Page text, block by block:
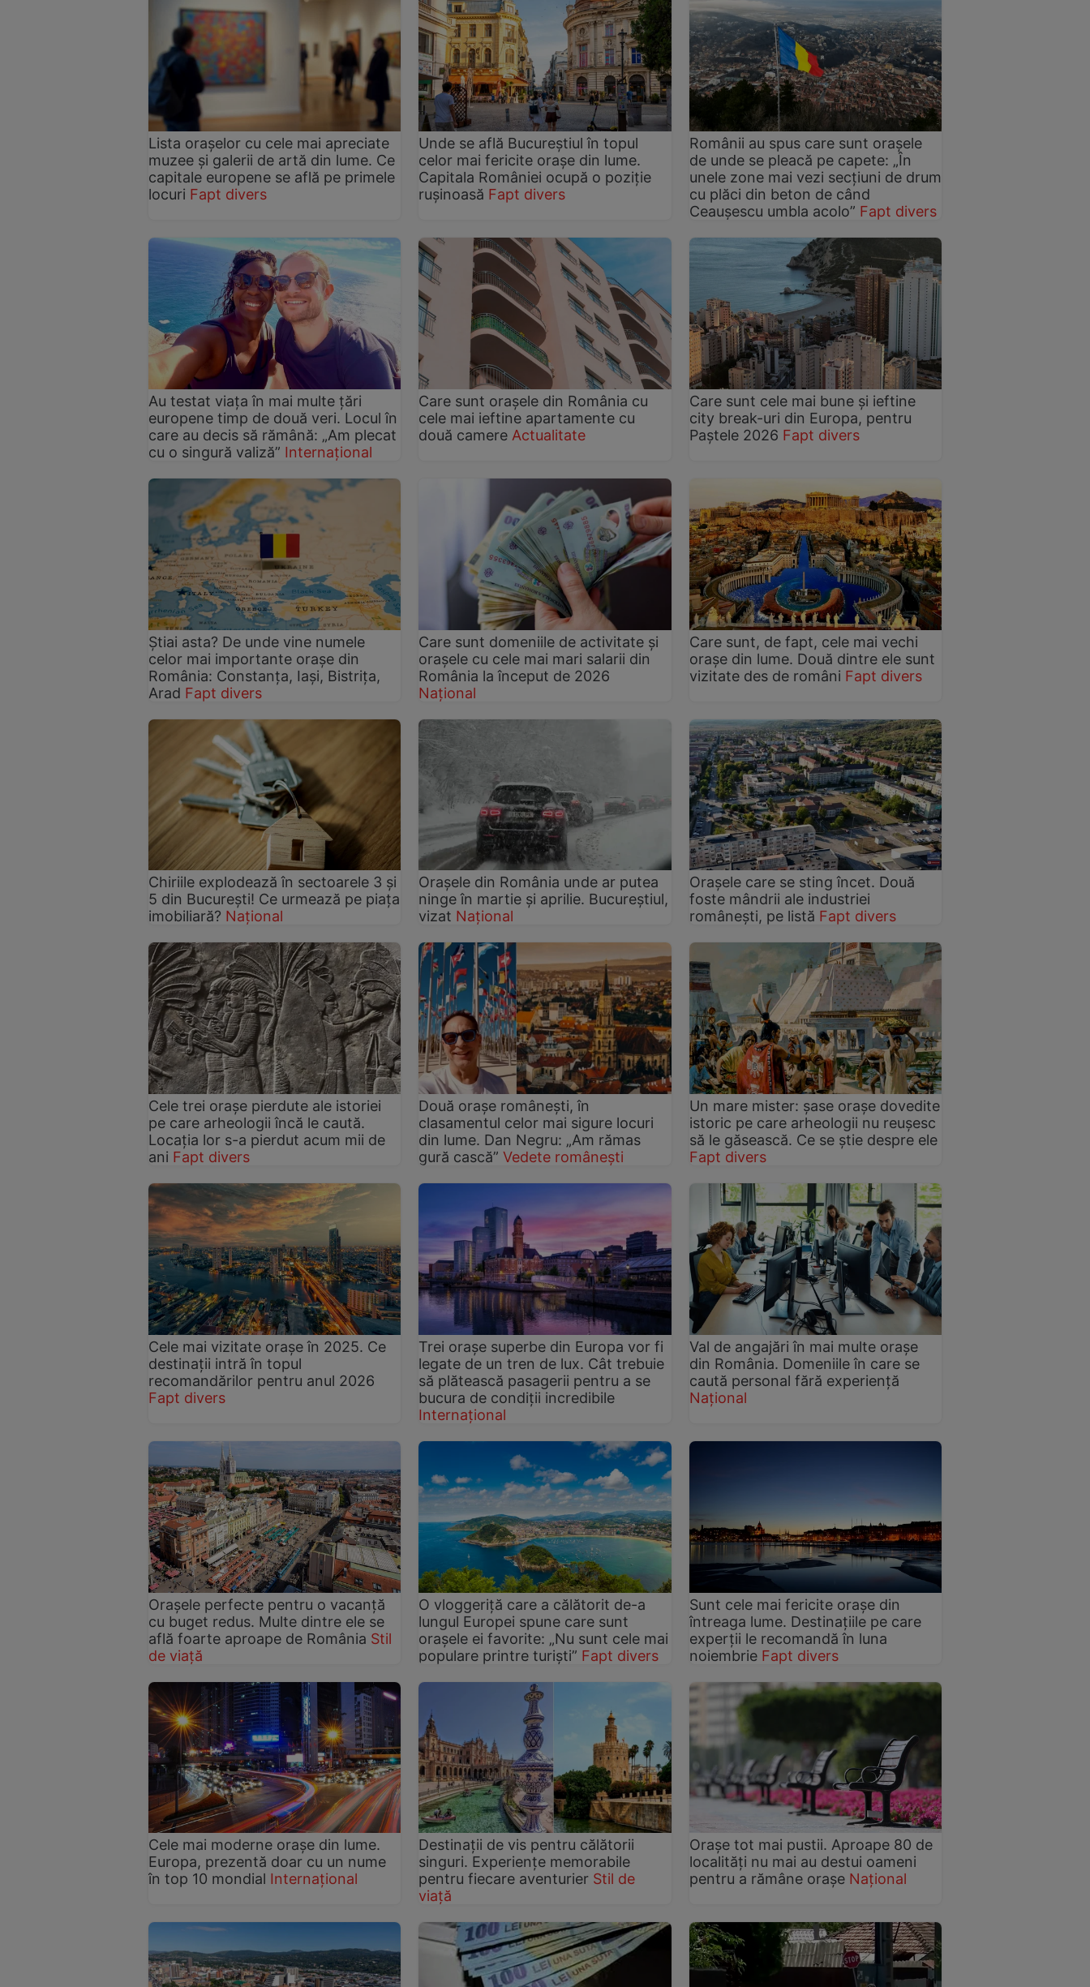
Lista orașelor cu cele mai apreciate
muzee și galerii de artă din lume. Ce
capitale europene se află pe primele
locuri Fapt divers
Unde se află Bucureștiul în topul
celor mai fericite orașe din lume.
Capitala României ocupă o poziție
rușinoasă Fapt divers
Românii au spus care sunt orașele
de unde se pleacă pe capete: „În
unele zone mai vezi secțiuni de drum
cu plăci din beton de când
Ceaușescu umbla acolo” Fapt divers
Au testat viața în mai multe țări
europene timp de două veri. Locul în
care au decis să rămână: „Am plecat
cu o singură valiză” Internațional
Care sunt orașele din România cu
cele mai ieftine apartamente cu
două camere Actualitate
Care sunt cele mai bune și ieftine
city break-uri din Europa, pentru
Paștele 2026 Fapt divers
Știai asta? De unde vine numele
celor mai importante orașe din
România: Constanța, Iași, Bistrița,
Arad Fapt divers
Care sunt domeniile de activitate și
orașele cu cele mai mari salarii din
România la început de 2026
Național
Care sunt, de fapt, cele mai vechi
orașe din lume. Două dintre ele sunt
vizitate des de români Fapt divers
Chiriile explodează în sectoarele 3 și
5 din București! Ce urmează pe piața
imobiliară? Național
Orașele din România unde ar putea
ninge în martie și aprilie. Bucureștiul,
vizat Național
Orașele care se sting încet. Două
foste mândrii ale industriei
românești, pe listă Fapt divers
Cele trei orașe pierdute ale istoriei
pe care arheologii încă le caută.
Locația lor s-a pierdut acum mii de
ani Fapt divers
Două orașe românești, în
clasamentul celor mai sigure locuri
din lume. Dan Negru: „Am rămas
gură cască”Vedete românești
Un mare mister: șase orașe dovedite
istoric pe care arheologii nu reușesc
să le găsească. Ce se știe despre ele
Fapt divers
Cele mai vizitate orașe în 2025. Ce
destinații intră în topul
recomandărilor pentru anul 2026
Fapt divers
Trei orașe superbe din Europa vor fi
legate de un tren de lux. Cât trebuie
să plătească pasagerii pentru a se
bucura de condiții incredibile
Internațional
Val de angajări în mai multe orașe
din România. Domeniile în care se
caută personal fără experiență
Național
Orașele perfecte pentru o vacanță
cu buget redus. Multe dintre ele se
află foarte aproape de România Stil
de viață
O vloggeriță care a călătorit de-a
lungul Europei spune care sunt
orașele ei favorite: „Nu sunt cele mai
populare printre turiști” Fapt divers
Sunt cele mai fericite orașe din
întreaga lume. Destinațiile pe care
experții le recomandă în luna
noiembrie Fapt divers
Cele mai moderne orașe din lume.
Europa, prezentă doar cu un nume
în top 10 mondial Internațional
Destinații de vis pentru călătorii
singuri. Experiențe memorabile
pentru fiecare aventurier Stil de
viață
Orașe tot mai pustii. Aproape 80 de
localități nu mai au destui oameni
pentru a rămâne orașe Național